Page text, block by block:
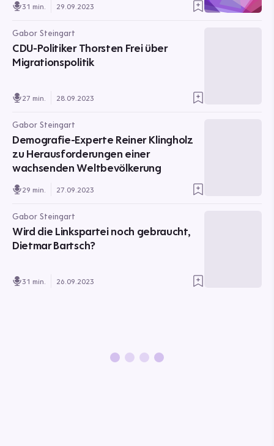
31 min. 29.09.2023
Gabor Steingart
CDU-Politiker Thorsten Frei über
Migrationspolitik
27 min. 28.09.2023
Gabor Steingart
Demografie-Experte Reiner Klingholz
zu Herausforderungen einer
wachsenden Weltbevölkerung
29 min. 27.09.2023
Gabor Steingart
Wird die Linkspartei noch gebraucht,
Dietmar Bartsch?
31 min. 26.09.2023